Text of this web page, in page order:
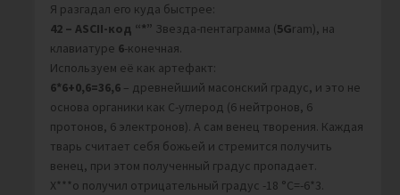
Я разгадал его куда быстрее:
42 – ASCII-код “*” Звезда-пентаграмма (5Gram), на
клавиатуре 6-конечная.
Используем её как артефакт:
6*6+0,6=36,6 – древнейший масонский градус, и это не
основа органики как С-углерод (6 нейтронов, 6
протонов, 6 электронов). А сам венец творения. Каждая
тварь считает себя божьей и стремится получить
венец, при этом полученный градус пропадает.
Х***о получил отрицательный градус -18 °С=-6*3.